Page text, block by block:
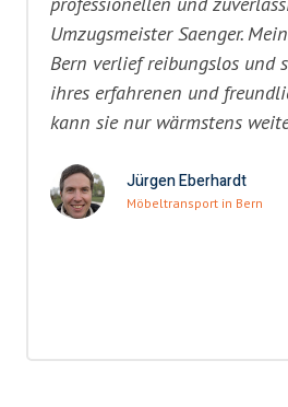
Umzugsmeister Saenger.
Bern verlief reibungslos und
ihres erfahrenen und
kann sie nur wärmstens
Jürgen Eberhardt
Möbeltransport in Bern